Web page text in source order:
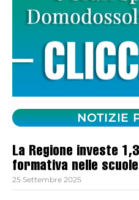
NOTIZIE
La Regione investe
formativa nelle scuole
25 Settembre 2025